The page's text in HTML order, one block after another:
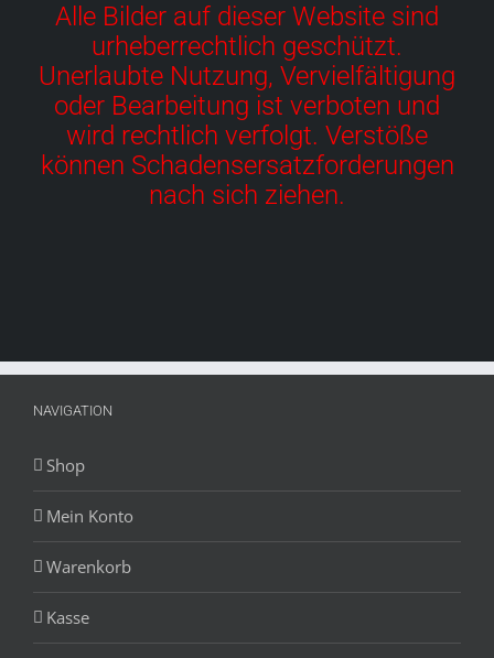
Alle Bilder auf dieser Website sind
urheberrechtlich geschützt.
Unerlaubte Nutzung, Vervielfältigung
oder Bearbeitung ist verboten und
wird rechtlich verfolgt. Verstöße
können Schadensersatzforderungen
nach sich ziehen.
NAVIGATION
Shop
Mein Konto
Warenkorb
Kasse